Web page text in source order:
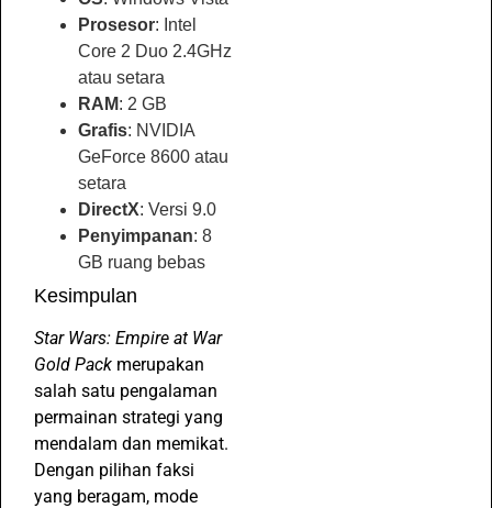
Prosesor: Intel
Core 2 Duo 2.4GHz
atau setara
RAM: 2 GB
Grafis: NVIDIA
GeForce 8600 atau
setara
DirectX: Versi 9.0
Penyimpanan: 8
GB ruang bebas
Kesimpulan
Star Wars: Empire at War
Gold Pack merupakan
salah satu pengalaman
permainan strategi yang
mendalam dan memikat.
Dengan pilihan faksi
yang beragam, mode